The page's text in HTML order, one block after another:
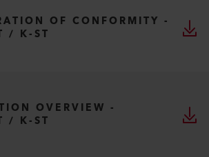
OF CONFORMITY -
/ K-ST
OVERVIEW -
/ K-ST